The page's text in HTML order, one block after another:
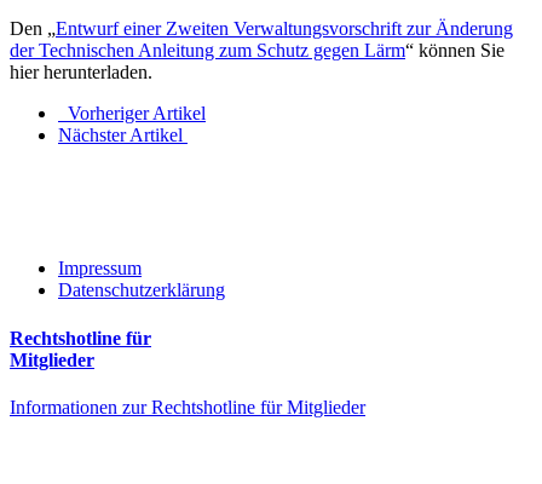
Den „Entwurf einer Zweiten Verwaltungsvorschrift zur Änderung
der Technischen Anleitung zum Schutz gegen Lärm“ können Sie
hier herunterladen.
Vorheriger Artikel
Nächster Artikel
Impressum
Datenschutzerklärung
Rechtshotline für
Mitglieder
Informationen zur Rechtshotline für Mitglieder